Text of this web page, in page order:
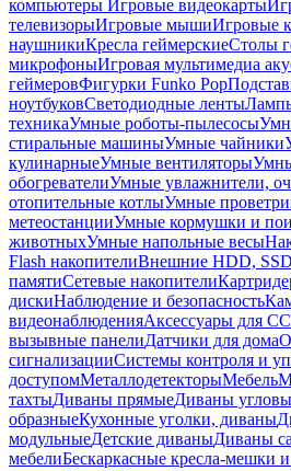
компьютеры Игровые видеокарты
телевизорыИгровые мышиИгровые
наушникиКресла геймерскиеСтолы
микрофоныИгровая мультимедиа
геймеровФигурки Funko Pop
ноутбуковСветодиодные ленты
техникаУмные роботы-пылесосы
стиральные машиныУмные чайники
кулинарныеУмные вентиляторы
обогревателиУмные увлажнители,
отопительные котлыУмные
метеостанцииУмные кормушки и
животныхУмные напольные весы
Flash накопителиВнешние HDD,
памятиСетевые накопители
дискиНаблюдение и безопасность
видеонаблюденияАксессуары для
вызывные панелиДатчики для дома
сигнализацииСистемы контроля и
доступомМеталлодетекторыМебель
тахтыДиваны прямыеДиваны
образныеКухонные уголки, диваны
модульныеДетские диваныДиваны
мебелиБескаркасные кресла-мешки